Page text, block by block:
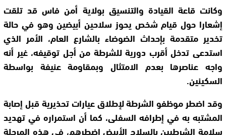
وكانت قاعة القيادة والتنسيق بولاية أمن فاس قد تلقت
إشعارا حول قيام شخص يحوز سلاحين أبيضين وهو في حالة
تخدير متقدمة بإحداث الضوضاء بالشارع العام، الأمر الذي
استدعى تدخل أقرب دورية للشرطة من أجل توقيفه، غير أنه
واجه عناصرها بعدم الامتثال وبمقاومة عنيفة بواسطة
السكينين.
وقد اضطر موظفو الشرطة لإطلاق عيارات تحذيرية قبل إصابة
المشتبه به في إطرافه السفلى، كما أن استمراره في تهديد
سلامة الشرطيين بالسلاح الأبيض اضطرهم، في هذه المرحلة